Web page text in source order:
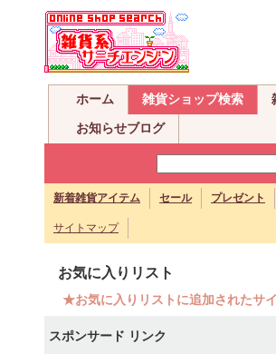
ホーム 雑貨ショップ検索
お知らせブログ
新着雑貨アイテム セール プレゼント
サイトマップ
お気に入りリスト
★お気に入りリストに追加されたサ
スポンサード リンク